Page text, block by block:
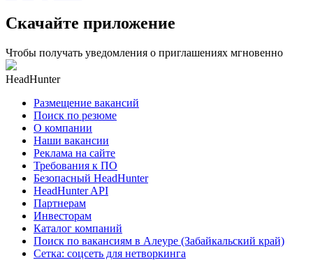
Скачайте приложение
Чтобы получать уведомления о приглашениях мгновенно
HeadHunter
Размещение вакансий
Поиск по резюме
О компании
Наши вакансии
Реклама на сайте
Требования к ПО
Безопасный HeadHunter
HeadHunter API
Партнерам
Инвесторам
Каталог компаний
Поиск по вакансиям в Алеуре (Забайкальский край)
Сетка: соцсеть для нетворкинга